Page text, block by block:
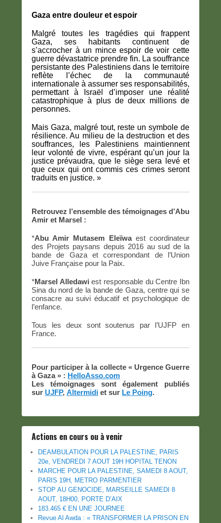
Gaza entre douleur et espoir
Malgré toutes les tragédies qui frappent
Gaza, ses habitants continuent de
s’accrocher à un mince espoir de voir cette
guerre dévastatrice prendre fin. La souffrance
persistante des Palestiniens dans le territoire
reflète l’échec de la communauté
internationale à assumer ses responsabilités,
permettant à Israël d’imposer une réalité
catastrophique à plus de deux millions de
personnes.
Mais Gaza, malgré tout, reste un symbole de
résilience. Au milieu de la destruction et des
souffrances, les Palestiniens maintiennent
leur volonté de vivre, espérant qu’un jour la
justice prévaudra, que le siège sera levé et
que ceux qui ont commis ces crimes seront
traduits en justice. »
Retrouvez l’ensemble des témoignages d’Abu
Amir et Marsel :
*Abu Amir Mutasem Eleïwaest coordinateur
des Projets paysans depuis 2016 au sud de la
bande de Gaza et correspondant de l’Union
Juive Française pour la Paix.
*Marsel Alledawi est responsable du Centre Ibn
Sina du nord de la bande de Gaza, centre qui se
consacre au suivi éducatif et psychologique de
l’enfance.
Tous les deux sont soutenus par l’UJFP en
France.
Pour participer à la collecte « Urgence Guerre
à Gaza » : HelloAsso.com
Les témoignages sont également publiés
sur UJFP, Altermidi et sur Le Poing.
Actions en cours ou à venir
DEAMBULATION POUR LA PALESTINE, PARIS
20e, VENDREDI 7 AOUT 19H HOPITAL TENON
MARCHE POUR LA PALESTINE, SAMEDI 8 AOUT,
PARIS 19H, METRO PARMENTIER
STOP AU GENOCIDE, MARSEILLE SAMEDI 8
AOUT, 18H00, PORTE D’AIX
183.465 € EN UNE JOURNEE
Revue Al Awda : « TRANSFORMER LA PRISON EN